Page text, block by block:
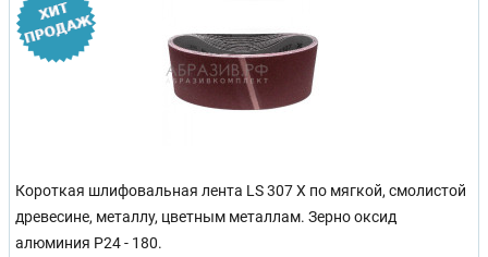
Короткая шлифовальная лента LS 307 X по мягкой, смолистой
древесине, металлу, цветным металлам. Зерно оксид
алюминия Р24 - 180.